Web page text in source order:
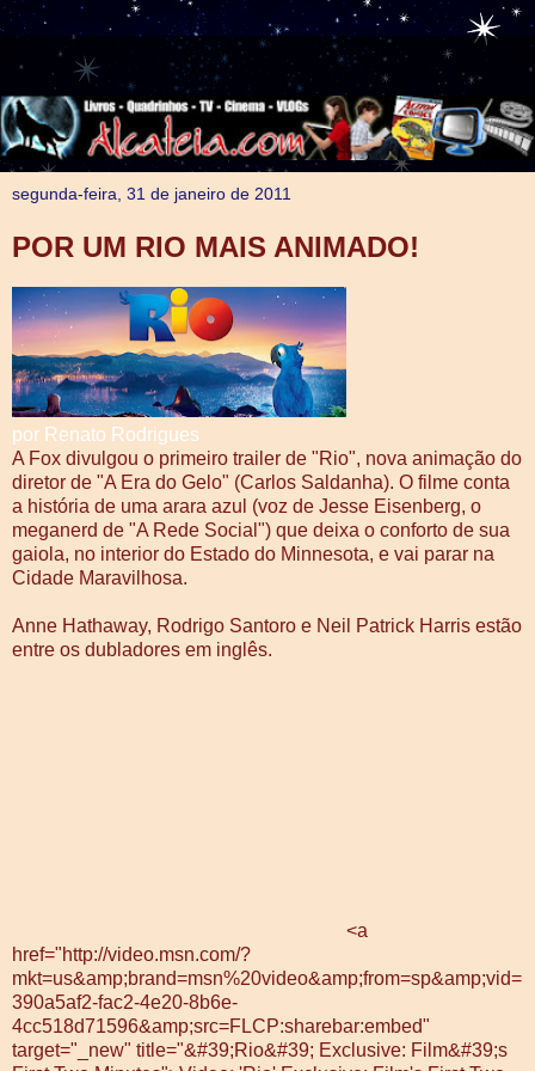
segunda-feira, 31 de janeiro de 2011
POR UM RIO MAIS ANIMADO!
por Renato Rodrigues
A Fox divulgou o primeiro trailer de "Rio", nova animação do
diretor de "A Era do Gelo" (Carlos Saldanha). O filme conta
a história de uma arara azul (voz de Jesse Eisenberg, o
meganerd de "A Rede Social") que deixa o conforto de sua
gaiola, no interior do Estado do Minnesota, e vai parar na
Cidade Maravilhosa.
Anne Hathaway, Rodrigo Santoro e Neil Patrick Harris estão
entre os dubladores em inglês.
<a
href="http://video.msn.com/?
mkt=us&amp;brand=msn%20video&amp;from=sp&amp;vid=
390a5af2-fac2-4e20-8b6e-
4cc518d71596&amp;src=FLCP:sharebar:embed"
target="_new" title="&#39;Rio&#39; Exclusive: Film&#39;s